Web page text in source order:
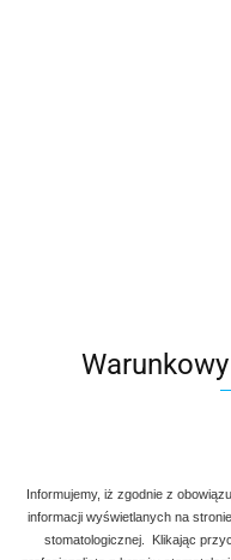
Informujemy, iż zgodnie z
informacji wyświetlanych na
stomatologicznej. Klikając